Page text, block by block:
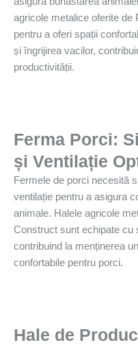
agricole metalice oferite de
pentru a oferi spații
și îngrijirea vacilor,
productivității.
Ferma Porci:
și Ventilație
Fermele de porci necesită
ventilație pentru a asigura
animale. Halele agricole
Construct sunt echipate cu
contribuind la menținerea
confortabile pentru porci.
Hale de